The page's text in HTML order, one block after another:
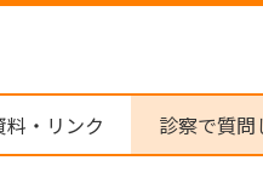
料・リンク 診察で質問